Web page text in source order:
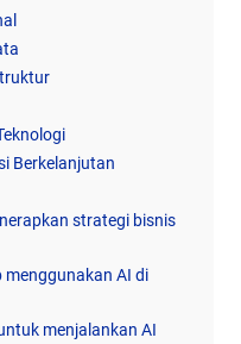
Berkelanjutan
strategi bisnis
menggunakan AI di
menjalankan AI